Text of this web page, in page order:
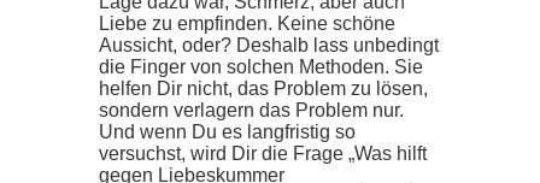
Liebe zu empfinden. Keine schöne
Aussicht, oder? Deshalb lass unbedingt
die Finger von solchen Methoden. Sie
helfen Dir nicht, das Problem zu lösen,
sondern verlagern das Problem nur.
Und wenn Du es langfristig so
versuchst, wird Dir die Frage „Was hilft
gegen Liebeskummer